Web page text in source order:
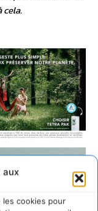
aux
cookies pour
cela.